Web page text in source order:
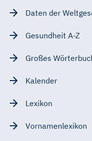
Daten der
Gesundheit A-Z
Großes
Kalender
Lexikon
Vornamenlexikon